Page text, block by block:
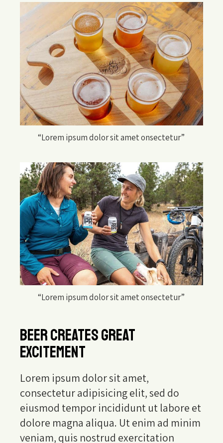
“Lorem ipsum dolor sit amet onsectetur”
“Lorem ipsum dolor sit amet onsectetur”
BEER CREATES GREAT
EXCITEMENT
Lorem ipsum dolor sit amet,
consectetur adipisicing elit, sed do
eiusmod tempor incididunt ut labore et
dolore magna aliqua. Ut enim ad minim
veniam, quis nostrud exercitation